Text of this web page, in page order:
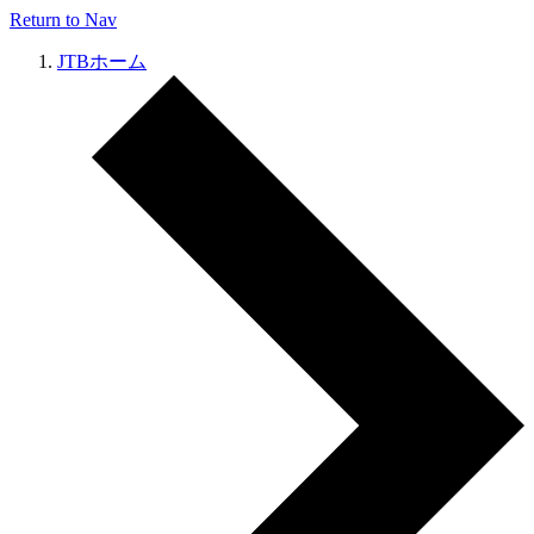
Return to Nav
JTBホーム